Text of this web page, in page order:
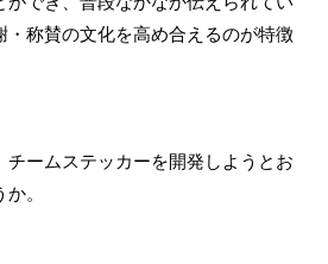
・称賛の文化を高め合えるのが特徴
チームステッカーを開発しようとお
。